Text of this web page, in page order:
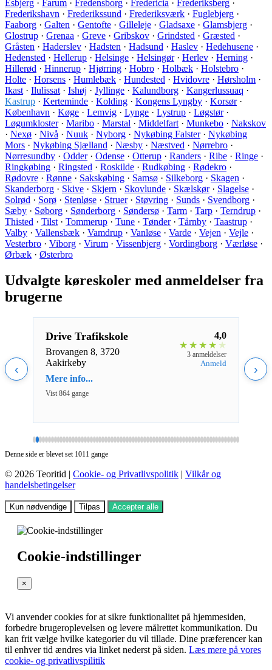
Esbjerg · Farum · Fredensborg · Fredericia · Frederiksberg ·
Frederikshavn · Frederikssund · Frederiksværk · Fuglebjerg ·
Faaborg · Galten · Gentofte · Gilleleje · Gladsaxe · Glamsbjerg ·
Glostrup · Grenaa · Greve · Gribskov · Grindsted · Græsted ·
Gråsten · Haderslev · Hadsten · Hadsund · Haslev · Hedehusene ·
Hedensted · Hellerup · Helsinge · Helsingør· Herlev · Herning ·
Hillerød · Hinnerup · Hjørring · Hobro · Holbæk · Holstebro ·
Holte · Horsens · Humlebæk · Hundested · Hvidovre · Hørsholm ·
Ikast · Ilulissat · Ishøj · Jyllinge · Kalundborg · Kangerlussuaq ·
Kastrup · Kerteminde · Kolding · Kongens Lyngby · Korsør·
København · Køge · Lemvig · Lynge · Lystrup · Løgstør·
Løgumkloster· Maribo · Marstal · Middelfart · Munkebo · Nakskov
· Nexø · Nivå · Nuuk · Nyborg · Nykøbing Falster· Nykøbing
Mors · Nykøbing Sjælland · Næsby · Næstved · Nørrebro ·
Nørresundby · Odder· Odense · Otterup · Randers · Ribe · Ringe ·
Ringkøbing · Ringsted · Roskilde · Rudkøbing · Rødekro ·
Rødovre · Rønne · Sakskøbing · Samsø · Silkeborg · Skagen ·
Skanderborg · Skive · Skjern · Skovlunde · Skælskør· Slagelse ·
Solrød · Sorø · Stenløse · Struer· Støvring · Sunds · Svendborg ·
Sæby · Søborg · Sønderborg · Søndersø · Tarm · Tarp · Terndrup ·
Thisted · Tilst · Tommerup · Tune · Tønder· Tårnby · Taastrup ·
Valby · Vallensbæk · Vamdrup · Vanløse · Varde · Vejen · Vejle ·
Vesterbro · Viborg · Virum · Vissenbjerg · Vordingborg · Værløse ·
Ørbæk · Østerbro
Udvalgte køreskoler med anmeldelser fra
brugerne
‹
Drive Trafikskole
Brovangen 8, 3720
Aakirkeby
Mere info...
Vist 864 gange
4,0
★ ★ ★ ★ ★
3 anmeldelser
Anmeld ›
Denne side er blevet set 1011 gange
© 2026 Teoritid | Cookie- og Privatlivspolitik | Vilkår og
handelsbetingelser
Kun nødvendige Tilpas Accepter alle
Cookie-indstillinger
×
Vi anvender cookies for at sikre funktionalitet på hjemmesiden,
forbedre brugeroplevelsen og levere målrettet kommunikation. Du
kan frit vælge hvilke kategorier du vil tillade. Dine præferencer kan
til enhver tid ændres via linket nederst på siden. Læs mere på vores
cookie- og privatlivspilitik